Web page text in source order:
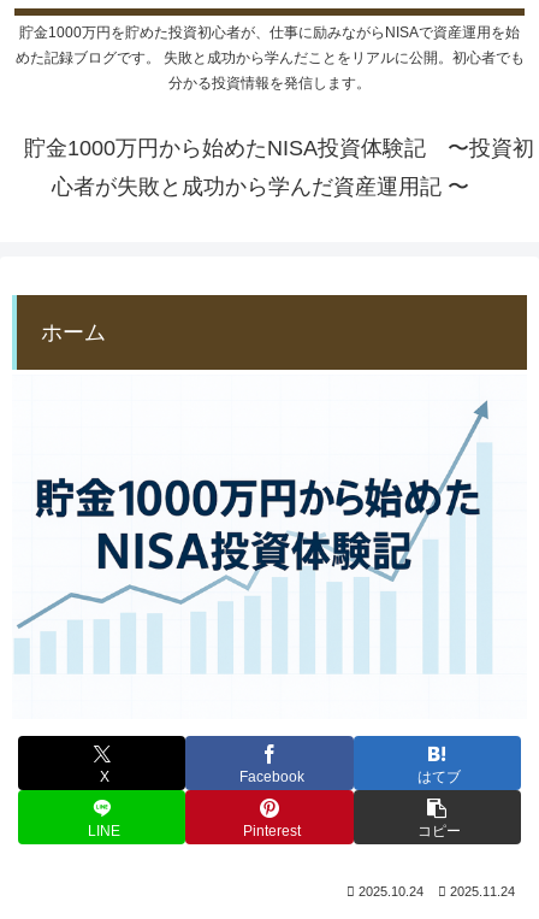
貯金1000万円を貯めた投資初心者が、仕事に励みながらNISAで資産運用を始
めた記録ブログです。 失敗と成功から学んだことをリアルに公開。初心者でも
分かる投資情報を発信します。
貯金1000万円から始めたNISA投資体験記 〜投資初
心者が失敗と成功から学んだ資産運用記 〜
ホーム
X Facebook はてブ
LINE Pinterest コピー
2025.10.24 2025.11.24